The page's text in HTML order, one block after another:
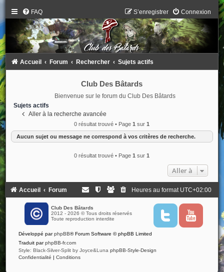
FAQ Connexion
S’enregistrer
Accueil Forum Rechercher Sujets actifs
Club Des Bâtards
Bienvenue sur le forum du Club Des Bâtards
Sujets actifs
Aller à la recherche avancée
0 résultat trouvé • Page1 sur1
Aucun sujet ou message ne correspond à vos critères de recherche.
0 résultat trouvé • Page1 sur1
Aller à
Accueil Forum Heures au format UTC+02:00
Club Des Bâtards
2012 - 2026 © Tous droits réservés
Toute reproduction interdite
T
i
Y
u
Développé parphpBB® Forum Software © phpBB Limited
Traduit parphpBB-fr.com
Style: Black-Silver-Split by Joyce&Luna phpBB-Style-Design
Confidentialité | Conditions